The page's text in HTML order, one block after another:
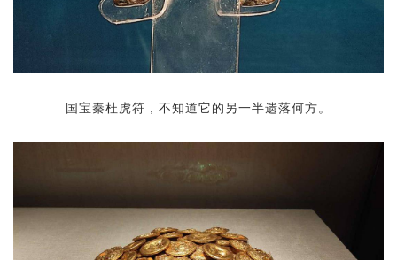
国宝秦杜虎符，不知道它的另一半遗落何方。